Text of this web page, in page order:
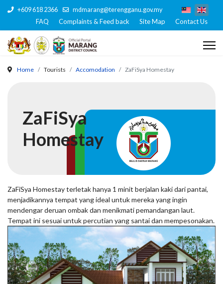
+609 618 2366 mdmarang@terengganu.gov.my
FAQ Complaints & Feed back Site Map Contact Us
Home Tourists Accomodation ZaFiSya Homestay
ZaFiSya
Homestay
ZaFiSya Homestay terletak hanya 1 minit berjalan kaki dari pantai,
menjadikannya tempat yang ideal untuk mereka yang ingin
mendengar deruan ombak dan menikmati pemandangan laut.
Tempat ini sesuai untuk percutian yang santai dan mempesonakan.